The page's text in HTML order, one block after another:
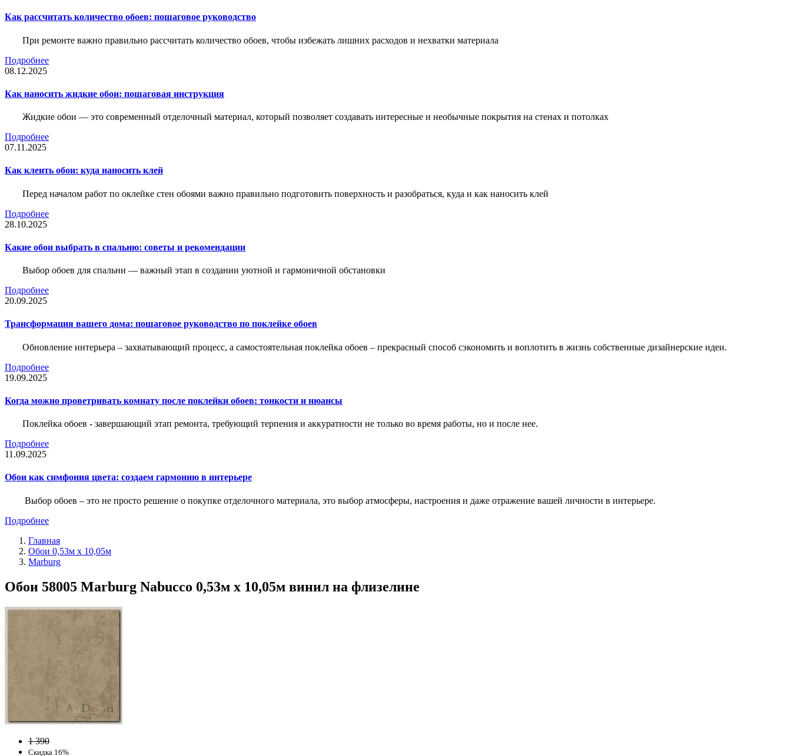
Как рассчитать количество обоев: пошаговое руководство
При ремонте важно правильно рассчитать количество обоев, чтобы избежать лишних расходов и нехватки материала
Подробнее
08.12.2025
Как наносить жидкие обои: пошаговая инструкция
Жидкие обои — это современный отделочный материал, который позволяет создавать интересные и необычные покрытия на стенах и потолках
Подробнее
07.11.2025
Как клеить обои: куда наносить клей
Перед началом работ по оклейке стен обоями важно правильно подготовить поверхность и разобраться, куда и как наносить клей
Подробнее
28.10.2025
Какие обои выбрать в спальню: советы и рекомендации
Выбор обоев для спальни — важный этап в создании уютной и гармоничной обстановки
Подробнее
20.09.2025
Трансформация вашего дома: пошаговое руководство по поклейке обоев
Обновление интерьера – захватывающий процесс, а самостоятельная поклейка обоев – прекрасный способ сэкономить и воплотить в жизнь собственные дизайнерские идеи.
Подробнее
19.09.2025
Когда можно проветривать комнату после поклейки обоев: тонкости и нюансы
Поклейка обоев - завершающий этап ремонта, требующий терпения и аккуратности не только во время работы, но и после нее.
Подробнее
11.09.2025
Обои как симфония цвета: создаем гармонию в интерьере
Выбор обоев – это не просто решение о покупке отделочного материала, это выбор атмосферы, настроения и даже отражение вашей личности в интерьере.
Подробнее
Главная
Обои 0,53м x 10,05м
Marburg
Обои 58005 Marburg Nabucco 0,53м x 10,05м винил на флизелине
1 390
Скидка 16%